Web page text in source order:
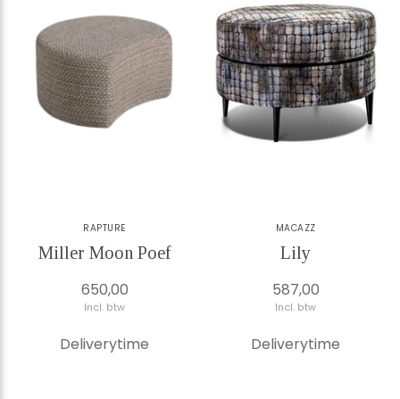
RAPTURE
Miller Moon Poef
650,00
Incl. btw
Deliverytime
MACAZZ
Lily
587,00
Incl. btw
Deliverytime